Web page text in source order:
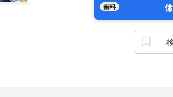
無料